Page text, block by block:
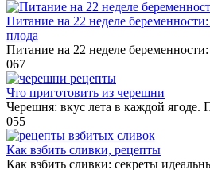
Питание на 22 неделе
плода
Питание на 22 неделе
067
Что приготовить из черешни
Черешня: вкус лета в каждой ягоде.
055
Как взбить сливки, рецепты
Как взбить сливки: секреты